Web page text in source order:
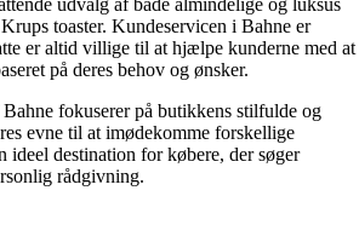
udvalg af både almindelige og luksus
toaster. Kundeservicen i Bahne er
er altid villige til at hjælpe kunderne med at
på deres behov og ønsker.
fokuserer på butikkens stilfulde og
evne til at imødekomme forskellige
ideel destination for købere, der søger
rådgivning.